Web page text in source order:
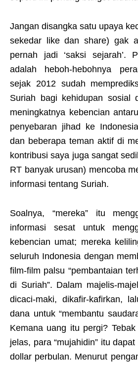
Jangan disangka satu upaya
sekedar like dan share) gak
pernah jadi ‘saksi sejarah’.
adalah heboh-hebohnya
sejak 2012 sudah
Suriah bagi kehidupan sosial
meningkatnya kebencian
penyebaran jihad ke
dan beberapa teman aktif di
kontribusi saya juga sangat
RT banyak urusan) mencoba
informasi tentang Suriah.
Soalnya, “mereka” itu
informasi sesat untuk
kebencian umat; mereka
seluruh Indonesia dengan
film-film palsu “pembantaian
di Suriah”. Dalam majelis-
dicaci-maki, dikafir-kafirkan,
dana untuk “membantu
Kemana uang itu pergi?
jelas, para “mujahidin” itu
dollar perbulan. Menurut